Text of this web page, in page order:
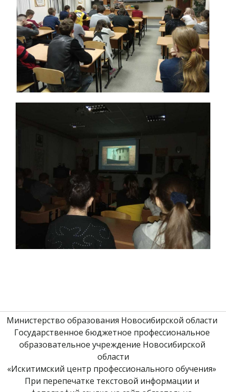
Министерство образования Новосибирской области
Государственное бюджетное профессиональное
образовательное учреждение Новосибирской
области
«Искитимский центр профессионального обучения»
При перепечатке текстовой информации и